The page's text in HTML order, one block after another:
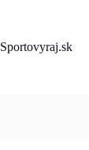
Sportovyraj.sk